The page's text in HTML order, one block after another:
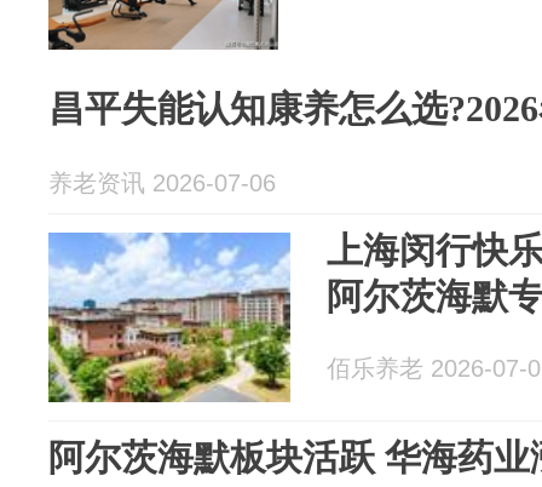
昌平失能认知康养怎么选
养老资讯 2026-07-06
上海闵行快
阿尔茨海默
佰乐养老 2026-07-
阿尔茨海默板块活跃 华海药业